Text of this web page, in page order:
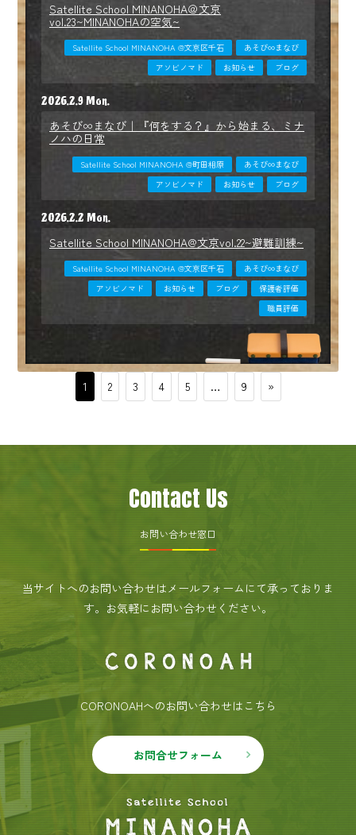
Satellite School MINANOHA＠文京
vol.23~MINANOHAの空気~
Satellite School MINANOHA @文京区千石
あそび∞まなび
アソビノマド
お知らせ ブログ
2026.2.9 Mon.
あそび∞まなび｜『何をする？』から始まる、ミナ
ノハの日常
Satellite School MINANOHA @町田相原
あそび∞まなび
アソビノマド
お知らせ ブログ
2026.2.2 Mon.
Satellite School MINANOHA@文京vol.22~避難訓練~
Satellite School MINANOHA @文京区千石
あそび∞まなび
アソビノマド
お知らせ ブログ
保護者評価
職員評価
1 2 3 4 5 … 9 »
Contact Us
お問い合わせ窓口
当サイトへのお問い合わせはメールフォームにて承っておりま
す。 お気軽にお問い合わせください。
CORONOAHへのお問い合わせはこちら
お問合せフォーム